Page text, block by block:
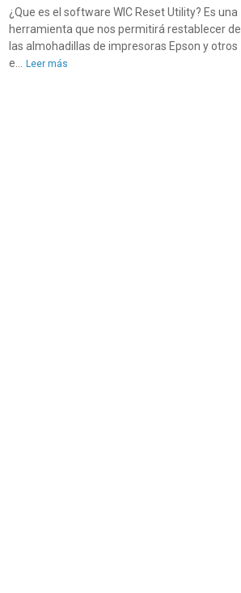
¿Que es el software WIC Reset Utility? Es una
herramienta que nos permitirá restablecer de
las almohadillas de impresoras Epson y otros
e...
Leer más